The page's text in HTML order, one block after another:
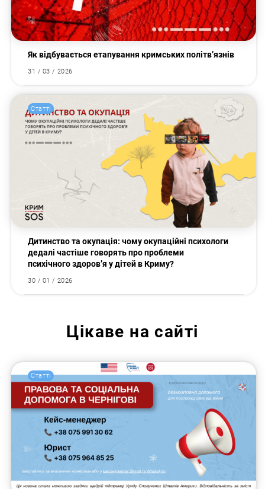
Як відбувається етапування кримських політв’язнів
31 / 03 / 2026
Статті
Дитинство та окупація: чому окупаційні психологи
дедалі частіше говорять про проблеми
психічного здоров’я у дітей в Криму?
30 / 01 / 2026
Цікаве на сайті
Статті